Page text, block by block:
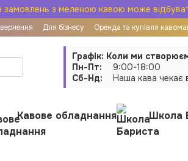
замовлень з меленою кавою може
Для бізнесу Оренда та купівля
Графік: Коли ми
Пн-Пт:
9:00-18:00
Сб-Нд:
Наша кава чекає
Кавове обладнання Школа